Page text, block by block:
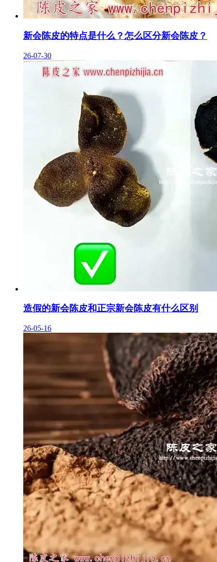
新会陈皮的特点是什么？怎么区分新会陈皮？
26-07-30
造假的新会陈皮和正宗新会陈皮有什么区别
26-05-16